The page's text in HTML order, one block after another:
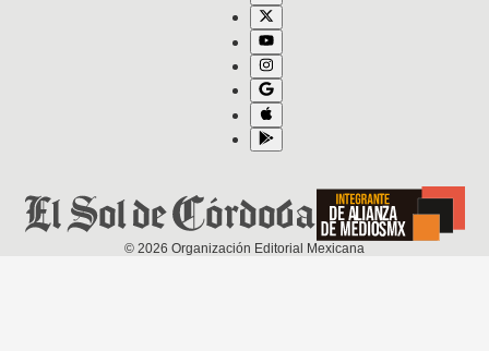
© 2026 Organización Editorial Mexicana